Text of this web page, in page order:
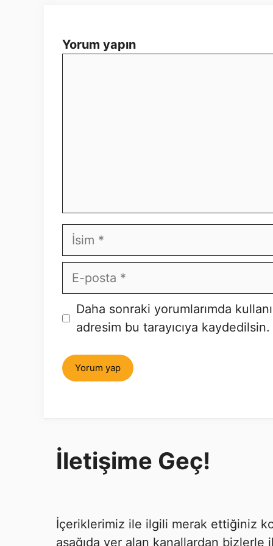
Yorum yapın
İsim
E-
posta
İnternet
sitesi
Daha sonraki yorumlarımda
adresim bu tarayıcıya kaydedilsin.
İletişime Geç!
İçeriklerimiz ile ilgili merak ettiğiniz
aşağıda yer alan kanallardan bizlerle